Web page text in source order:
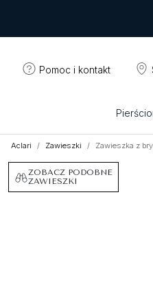
Pomoc i kontakt
Aclari Zawieszki Zawieszka z
ZOBACZ PODOBNE
ZAWIESZKI